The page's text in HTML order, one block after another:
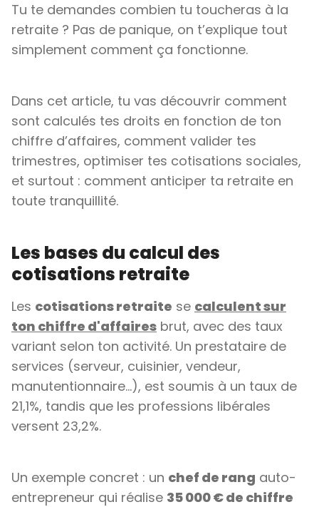
Tu te demandes combien tu toucheras à la
retraite ? Pas de panique, on t’explique tout
simplement comment ça fonctionne.
Dans cet article, tu vas découvrir comment
sont calculés tes droits en fonction de ton
chiffre d’affaires, comment valider tes
trimestres, optimiser tes cotisations sociales,
et surtout : comment anticiper ta retraite en
toute tranquillité.
Les bases du calcul des
cotisations retraite
Les cotisations retraite se calculent sur
ton chiffre d'affaires brut, avec des taux
variant selon ton activité. Un prestataire de
services (serveur, cuisinier, vendeur,
manutentionnaire...), est soumis à un taux de
21,1%, tandis que les professions libérales
versent 23,2%.
Un exemple concret : un chef de rang auto-
entrepreneur qui réalise 35 000 € de chiffre